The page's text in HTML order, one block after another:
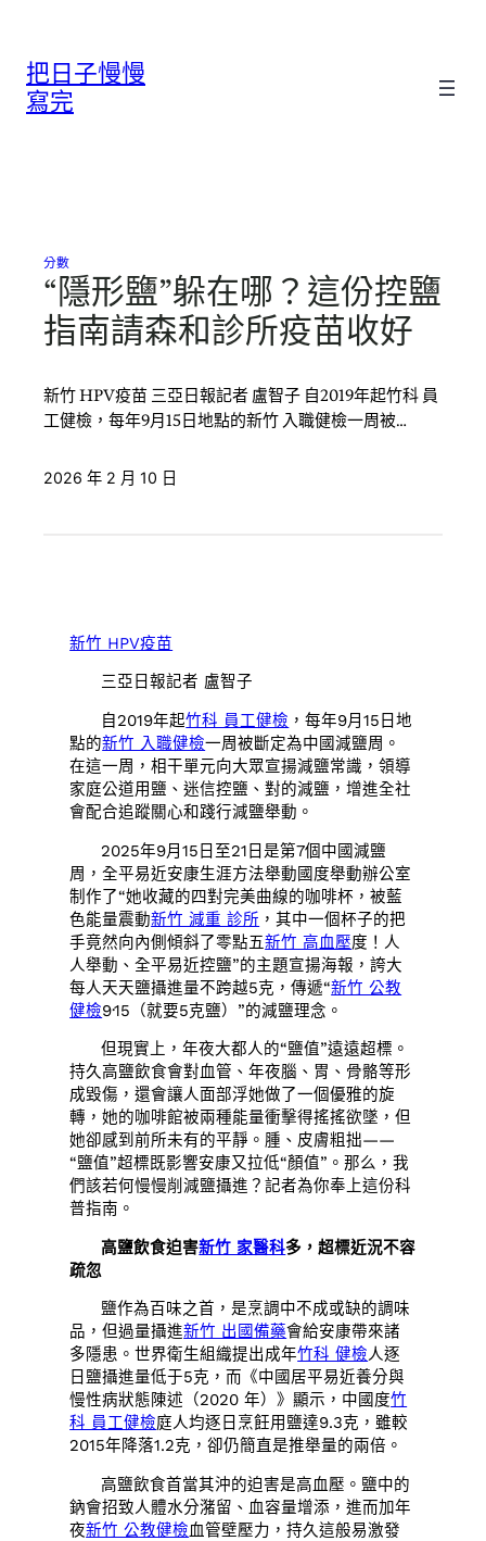
把日子慢慢
寫完
分數
“隱形鹽”躲在哪？這份控鹽
指南請森和診所疫苗收好
新竹 HPV疫苗 三亞日報記者 盧智子 自2019年起竹科 員
工健檢，每年9月15日地點的新竹 入職健檢一周被…
2026 年 2 月 10 日
新竹 HPV疫苗
三亞日報記者 盧智子
自2019年起竹科 員工健檢 ，每年9月15日地
點的新竹 入職健檢一周被斷定為中國減鹽周。
在這一周，相干單元向大眾宣揚減鹽常識，領導
家庭公道用鹽、迷信控鹽、對的減鹽，增進全社
會配合追蹤關心和踐行減鹽舉動。
2025年9月15日至21日是第7個中國減鹽
周，全平易近安康生涯方法舉動國度舉動辦公室
制作了“她收藏的四對完美曲線的咖啡杯，被藍
色能量震動新竹 減重 診所 ，其中一個杯子的把
手竟然向內側傾斜了零點五新竹 高血壓度！人
人舉動、全平易近控鹽”的主題宣揚海報，誇大
每人天天鹽攝進量不跨越5克，傳遞“新竹 公教
健檢9·15（就要5克鹽）”的減鹽理念。
但現實上，年夜大都人的“鹽值”遠遠超標。
持久高鹽飲食會對血管、年夜腦、胃、骨骼等形
成毀傷，還會讓人面部浮她做了一個優雅的旋
轉，她的咖啡館被兩種能量衝擊得搖搖欲墜，但
她卻感到前所未有的平靜。腫、皮膚粗拙——
“鹽值”超標既影響安康又拉低“顏值”。那么，我
們該若何慢慢削減鹽攝進？記者為你奉上這份科
普指南。
高鹽飲食迫害新竹 家醫科多，超標近況不容
疏忽
鹽作為百味之首，是烹調中不成或缺的調味
品，但過量攝進新竹 出國備藥會給安康帶來諸
多隱患。世界衛生組織提出成年竹科 健檢人逐
日鹽攝進量低于5克，而《中國居平易近養分與
慢性病狀態陳述（2020 年）》顯示，中國度竹
科 員工健檢庭人均逐日烹飪用鹽達9.3克，雖較
2015年降落1.2克，卻仍簡直是推舉量的兩倍。
高鹽飲食首當其沖的迫害是高血壓。鹽中的
鈉會招致人體水分潴留、血容量增添，進而加年
夜新竹 公教健檢血管壁壓力，持久這般易激發